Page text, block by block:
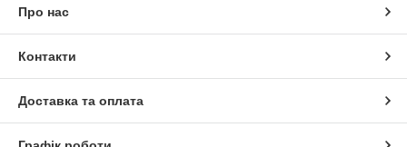
Про нас
Контакти
Доставка та оплата